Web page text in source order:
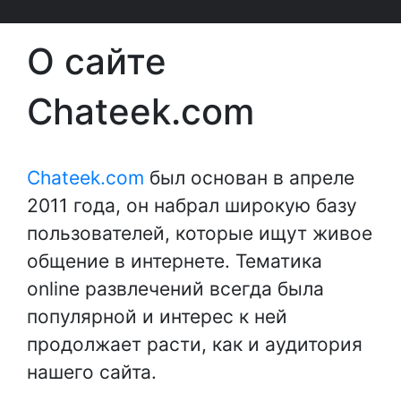
О сайте
Chateek.com
Chateek.com был основан в апреле
2011 года, он набрал широкую базу
пользователей, которые ищут живое
общение в интернете. Тематика
online развлечений всегда была
популярной и интерес к ней
продолжает расти, как и аудитория
нашего сайта.